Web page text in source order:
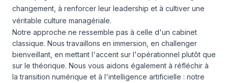
changement, à renforcer leur leadership et à cultiver une
véritable culture managériale.
Notre approche ne ressemble pas à celle d'un cabinet
classique. Nous travaillons en immersion, en challenger
bienveillant, en mettant l'accent sur l'opérationnel plutôt que
sur le théorique. Nous vous aidons également à réfléchir à
la transition numérique et à l'intelligence artificielle : notre